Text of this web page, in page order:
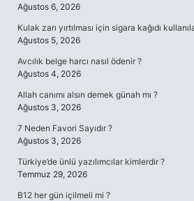
Ağustos 6, 2026
Kulak zarı yırtılması için sigara kağıdı
Ağustos 5, 2026
Avcılık belge harcı nasıl ödenir ?
Ağustos 4, 2026
Allah canımı alsın demek günah mı ?
Ağustos 3, 2026
7 Neden Favori Sayıdır ?
Ağustos 3, 2026
Türkiye’de ünlü yazılımcılar kimlerdir ?
Temmuz 29, 2026
B12 her gün içilmeli mi ?